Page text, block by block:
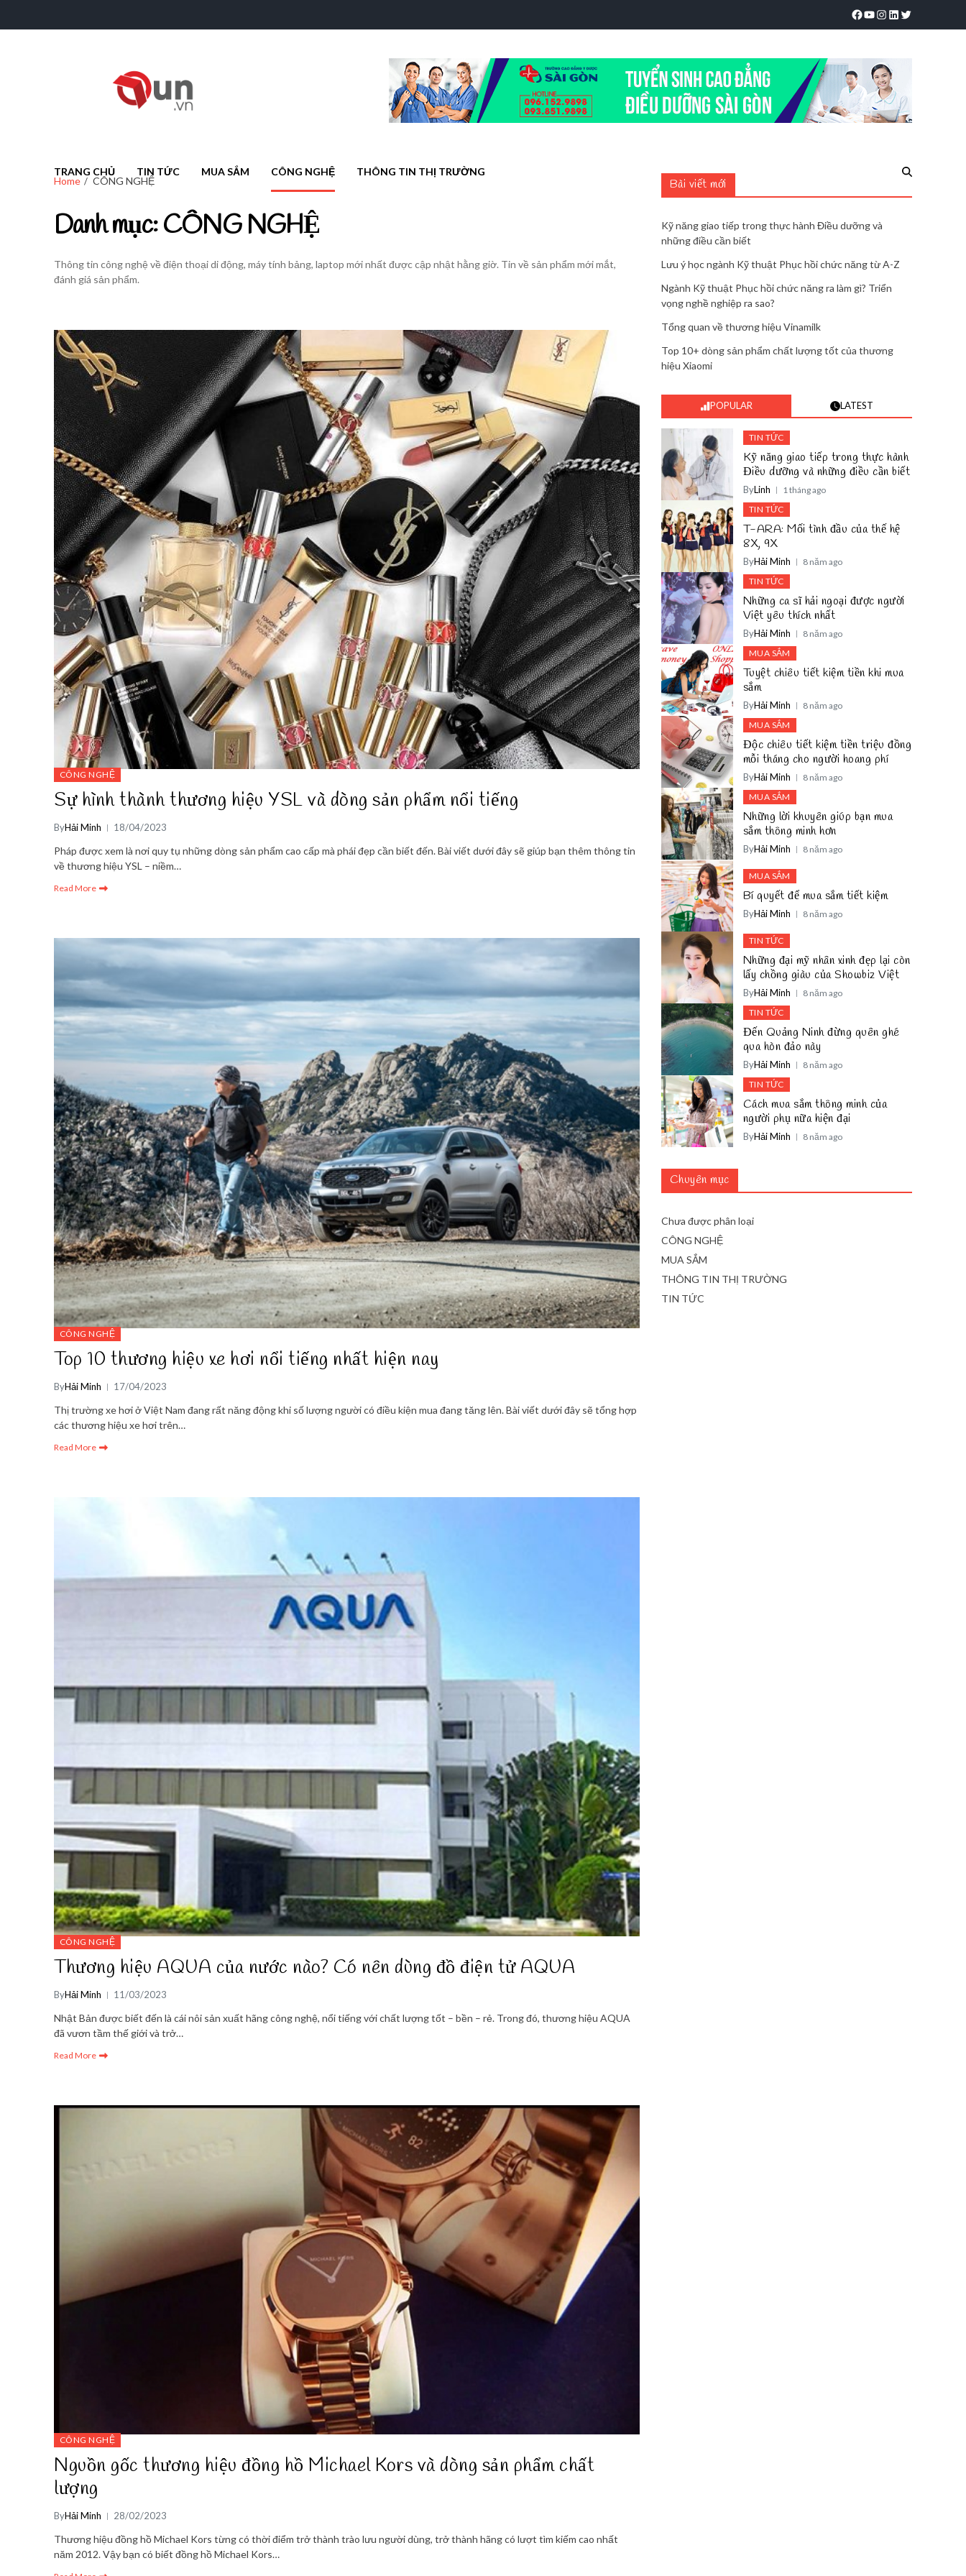
TRANG CHỦ TIN TỨC MUA SẮM CÔNG NGHỆ THÔNG TIN THỊ TRƯỜNG
Home CÔNG NGHỆ
Danh mục:CÔNG NGHỆ
Thông tin công nghệ về điện thoại di động, máy tính bảng, laptop mới nhất được cập nhật hằng giờ. Tin về sản phẩm mới mắt,
đánh giá sản phẩm.
CÔNG NGHỆ
Sự hình thành thương hiệu YSL và dòng sản phẩm nổi tiếng
ByHải Minh 18/04/2023
Pháp được xem là nơi quy tụ những dòng sản phẩm cao cấp mà phái đẹp cần biết đến. Bài viết dưới đây sẽ giúp bạn thêm thông tin
về thương hiệu YSL – niềm…
Read More
CÔNG NGHỆ
Top 10 thương hiệu xe hơi nổi tiếng nhất hiện nay
ByHải Minh 17/04/2023
Thị trường xe hơi ở Việt Nam đang rất năng động khi số lượng người có điều kiện mua đang tăng lên. Bài viết dưới đây sẽ tổng hợp
các thương hiệu xe hơi trên…
Read More
CÔNG NGHỆ
Thương hiệu AQUA của nước nào? Có nên dùng đồ điện tử AQUA
ByHải Minh 11/03/2023
Nhật Bản được biết đến là cái nôi sản xuất hãng công nghệ, nổi tiếng với chất lượng tốt – bền – rẻ. Trong đó, thương hiệu AQUA
đã vươn tầm thế giới và trở…
Read More
CÔNG NGHỆ
Nguồn gốc thương hiệu đồng hồ Michael Kors và dòng sản phẩm chất
lượng
ByHải Minh 28/02/2023
Thương hiệu đồng hồ Michael Kors từng có thời điểm trở thành trào lưu người dùng, trở thành hãng có lượt tìm kiếm cao nhất
năm 2012. Vậy bạn có biết đồng hồ Michael Kors…
Bài viết mới
Kỹ năng giao tiếp trong thực hành Điều dưỡng và
những điều cần biết
Lưu ý học ngành Kỹ thuật Phục hồi chức năng từ A-Z
Ngành Kỹ thuật Phục hồi chức năng ra làm gì? Triển
vọng nghề nghiệp ra sao?
Tổng quan về thương hiệu Vinamilk
Top 10+ dòng sản phẩm chất lượng tốt của thương
hiệu Xiaomi
POPULAR LATEST
TIN TỨC
Kỹ năng giao tiếp trong thực hành
Điều dưỡng và những điều cần biết
ByLinh
1 tháng ago
TIN TỨC
T-ARA: Mối tình đầu của thế hệ
8X, 9X
ByHải Minh
8 năm ago
TIN TỨC
Những ca sĩ hải ngoại được người
Việt yêu thích nhất
ByHải Minh
8 năm ago
MUA SẮM
Tuyệt chiêu tiết kiệm tiền khi mua
sắm
ByHải Minh
8 năm ago
MUA SẮM
Độc chiêu tiết kiệm tiền triệu đồng
mỗi tháng cho người hoang phí
ByHải Minh
8 năm ago
MUA SẮM
Những lời khuyên giúp bạn mua
sắm thông minh hơn
ByHải Minh 8 năm ago
MUA SẮM
Bí quyết để mua sắm tiết kiệm
ByHải Minh 8 năm ago
TIN TỨC
Những đại mỹ nhân xinh đẹp lại còn
lấy chồng giàu của Showbiz Việt
ByHải Minh
8 năm ago
TIN TỨC
Đến Quảng Ninh đừng quên ghé
qua hòn đảo này
ByHải Minh
8 năm ago
TIN TỨC
Cách mua sắm thông minh của
người phụ nữa hiện đại
ByHải Minh 8 năm ago
Chuyên mục
Chưa được phân loại
CÔNG NGHỆ
MUA SẮM
THÔNG TIN THỊ TRƯỜNG
TIN TỨC